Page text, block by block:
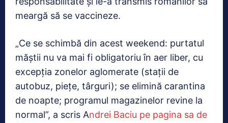
meargă să se vaccineze.
„Ce se schimbă din acest weekend: purtatul
măștii nu va mai fi obligatoriu în aer liber, cu
excepția zonelor aglomerate (stații de
autobuz, piețe, târguri); se elimină carantina
de noapte; programul magazinelor revine la
normal”, a scris Andrei Baciu pe pagina sa de